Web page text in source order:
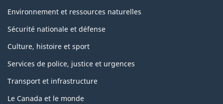
Environnement et ressources naturelles
Sécurité nationale et défense
Culture, histoire et sport
Services de police, justice et urgences
Transport et infrastructure
Le Canada et le monde